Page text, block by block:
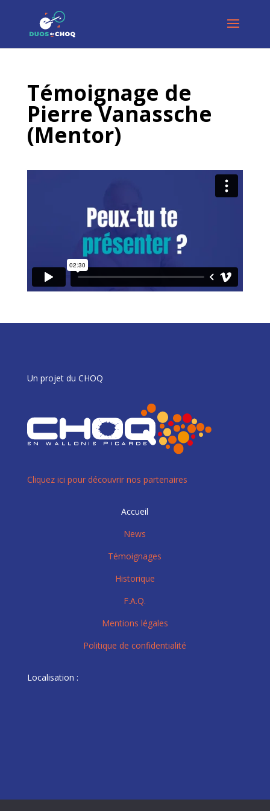
Témoignage de
Pierre Vanassche
(Mentor)
Un projet du CHOQ
Cliquez ici pour découvrir nos partenaires
Accueil
News
Témoignages
Historique
F.A.Q.
Mentions légales
Politique de confidentialité
Localisation :